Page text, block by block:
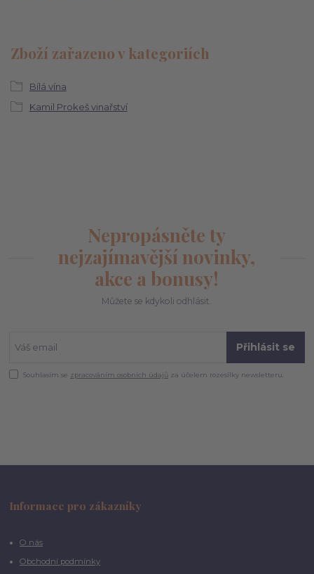
Zboží zařazeno v kategoriích
Bílá vína
Kamil Prokeš vinařství
Nepropásněte ty
nejzajímavější novinky,
akce a bonusy!
Můžete se kdykoli odhlásit.
Přihlásit se
Souhlasím se zpracováním osobních údajů za účelem rozesílky newsletteru.
Informace pro zákazníky
O nás
Obchodní podmínky